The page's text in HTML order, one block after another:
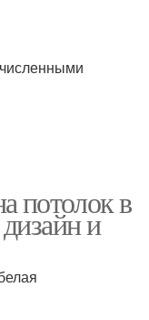
потолок в
и